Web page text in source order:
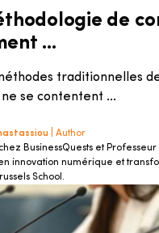
de
...
traditionnelles
se contentent ...
| Author
BusinessQuests et
innovation numérique et
School.